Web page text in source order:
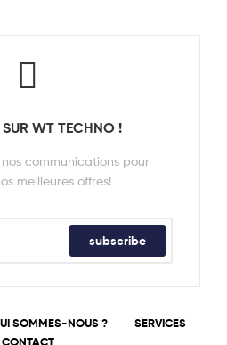
WT TECHNO !
communications pour
meilleures offres!
subscribe
SOMMES-NOUS ?
SERVICES
CONTACT